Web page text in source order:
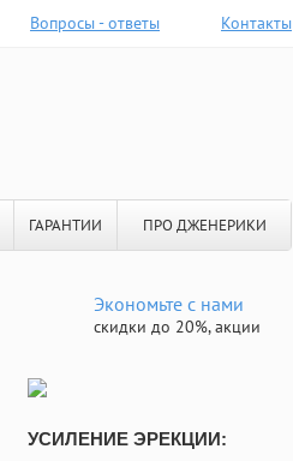
Вопросы - ответы Контакты
ГАРАНТИИ ПРО ДЖЕНЕРИКИ
Экономьте с нами
скидки до 20%, акции
УСИЛЕНИЕ ЭРЕКЦИИ: